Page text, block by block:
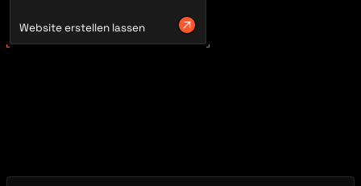
Website erstellen lassen